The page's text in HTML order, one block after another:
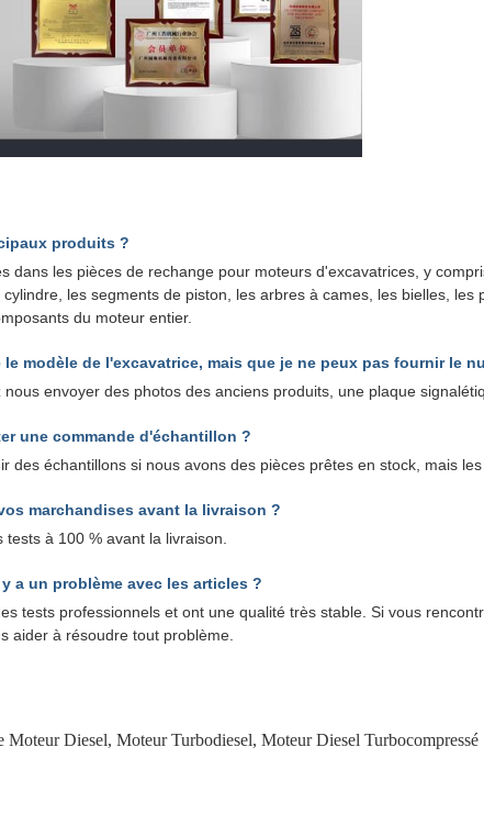
produits ?
dans les pièces de rechange pour moteurs d'excavatrices, y
les segments de piston, les arbres à cames, les bielles,
du moteur entier.
modèle de l'excavatrice, mais que je ne peux pas fournir le
envoyer des photos des anciens produits, une plaque
une commande d'échantillon ?
des échantillons si nous avons des pièces prêtes en stock, mais
marchandises avant la livraison ?
à 100 % avant la livraison.
a un problème avec les articles ?
tests professionnels et ont une qualité très stable. Si vous
aider à résoudre tout problème.
Moteur Diesel, Moteur Turbodiesel, Moteur Diesel Turbocompressé